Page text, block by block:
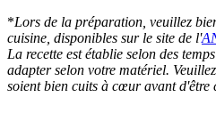
*Lors de la préparation, veuillez
cuisine, disponibles sur le site de l'
La recette est établie selon des
adapter selon votre matériel.
soient bien cuits à cœur avant d'être